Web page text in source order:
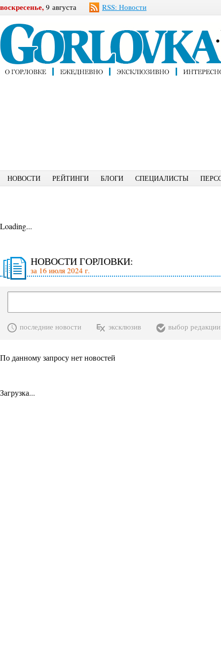
воскресенье, 9 августа RSS: Новости
НОВОСТИ РЕЙТИНГИ БЛОГИ СПЕЦИАЛИСТЫ
Loading...
НОВОСТИ ГОРЛОВКИ:
за 16 июля 2024 г.
последние новости эксклюзив выбор редакции
По данному запросу нет новостей
Загрузка...